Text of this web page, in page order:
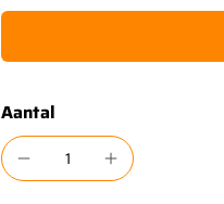
Aantal